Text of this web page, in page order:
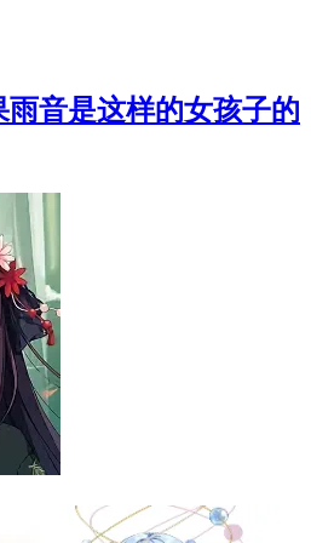
雨音是这样的女孩子的